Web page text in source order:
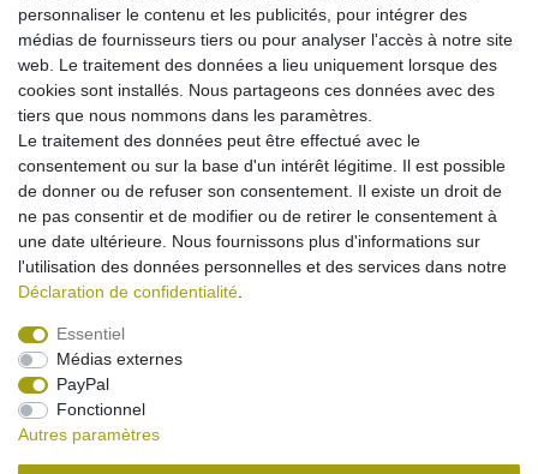
cellules haute qualité garantissant une grande longévité
parfaitement adaptée
remplace la batterie d'origine des types cités plus haut
chargement avec chaque chargeur compatible avec
l'appareil
pas d'effet mémoire
équipée d'une protection contre les
surcharge/surchauffe/court-circuit
sécurité maximale possible !
Mentions légales
Conditions générales
personnaliser le contenu et les publicités, pour intégrer des
médias de fournisseurs tiers ou pour analyser l'accès à notre site
web. Le traitement des données a lieu uniquement lorsque des
cookies sont installés. Nous partageons ces données avec des
tiers que nous nommons dans les paramètres.
Le traitement des données peut être effectué avec le
consentement ou sur la base d'un intérêt légitime. Il est possible
de donner ou de refuser son consentement. Il existe un droit de
ne pas consentir et de modifier ou de retirer le consentement à
une date ultérieure. Nous fournissons plus d'informations sur
l'utilisation des données personnelles et des services dans notre
Déclaration de confidentialité
Essentiel
Médias externes
PayPal
Fonctionnel
Autres paramètres